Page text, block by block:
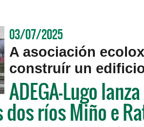
03/07/2025
A asociación
construír un
ADEGA-Lugo
dos ríos Miño e